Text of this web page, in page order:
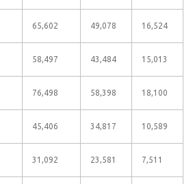
65,602 49,078 16,524
58,497 43,484 15,013
76,498 58,398 18,100
45,406 34,817 10,589
31,092 23,581 7,511